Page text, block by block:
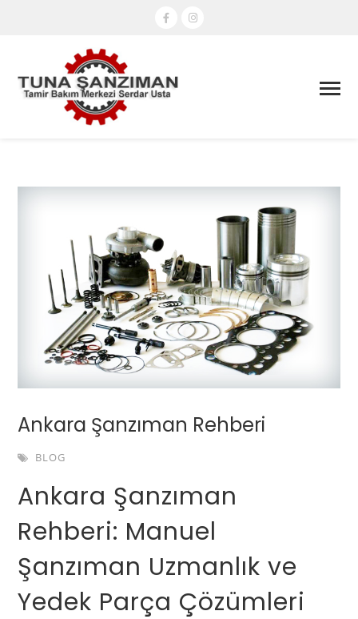
Ankara Şanzıman Rehberi
BLOG
Ankara Şanzıman
Rehberi: Manuel
Şanzıman Uzmanlık ve
Yedek Parça Çözümleri